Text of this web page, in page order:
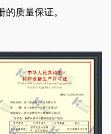
整的产品线，从高效冷
全国，近年来也在全球
品在国内外享有较高
。我们的服务客户包
京东、亚冷、启橙
质量保证。